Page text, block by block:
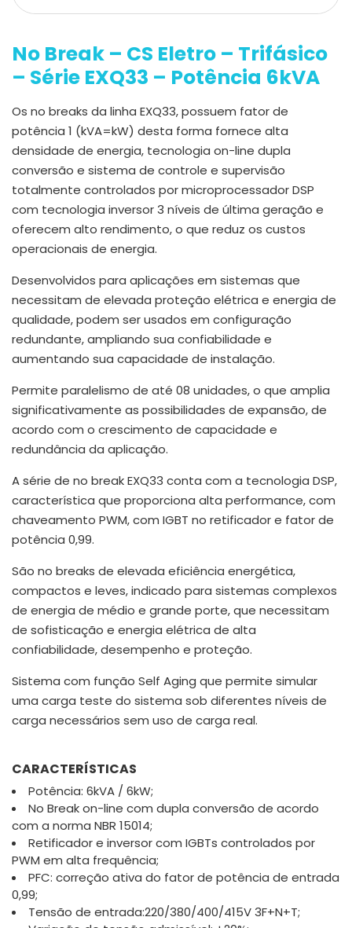
No Break – CS Eletro – Trifásico
– Série EXQ33 – Potência 6kVA
Os no breaks da linha EXQ33, possuem fator de
potência 1 (kVA=kW) desta forma fornece alta
densidade de energia, tecnologia on-line dupla
conversão e sistema de controle e supervisão
totalmente controlados por microprocessador DSP
com tecnologia inversor 3 níveis de última geração e
oferecem alto rendimento, o que reduz os custos
operacionais de energia.
Desenvolvidos para aplicações em sistemas que
necessitam de elevada proteção elétrica e energia de
qualidade, podem ser usados em configuração
redundante, ampliando sua confiabilidade e
aumentando sua capacidade de instalação.
Permite paralelismo de até 08 unidades, o que amplia
significativamente as possibilidades de expansão, de
acordo com o crescimento de capacidade e
redundância da aplicação.
A série de no break EXQ33 conta com a tecnologia DSP,
característica que proporciona alta performance, com
chaveamento PWM, com IGBT no retificador e fator de
potência 0,99.
São no breaks de elevada eficiência energética,
compactos e leves, indicado para sistemas complexos
de energia de médio e grande porte, que necessitam
de sofisticação e energia elétrica de alta
confiabilidade, desempenho e proteção.
Sistema com função Self Aging que permite simular
uma carga teste do sistema sob diferentes níveis de
carga necessários sem uso de carga real.
CARACTERÍSTICAS
Potência: 6kVA / 6kW;
No Break on-line com dupla conversão de acordo
com a norma NBR 15014;
Retificador e inversor com IGBTs controlados por
PWM em alta frequência;
PFC: correção ativa do fator de potência de entrada
0,99;
Tensão de entrada:220/380/400/415V 3F+N+T;